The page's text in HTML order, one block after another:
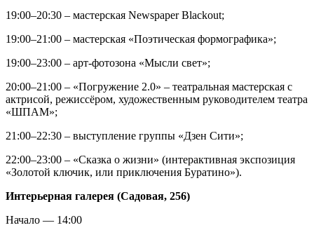
19:00–20:30 – мастерская Newspaper Blackout;
19:00–21:00 – мастерская «Поэтическая формографика»;
19:00–23:00 – арт-фотозона «Мысли свет»;
20:00–21:00 – «Погружение 2.0» – театральная мастерская с
актрисой, режиссёром, художественным руководителем театра
«ШПАМ»;
21:00–22:30 – выступление группы «Дзен Сити»;
22:00–23:00 – «Сказка о жизни» (интерактивная экспозиция
«Золотой ключик, или приключения Буратино»).
Интерьерная галерея (Садовая, 256)
Начало — 14:00